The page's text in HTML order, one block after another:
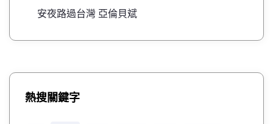
安夜路過台灣 亞倫貝斌
熱搜關鍵字